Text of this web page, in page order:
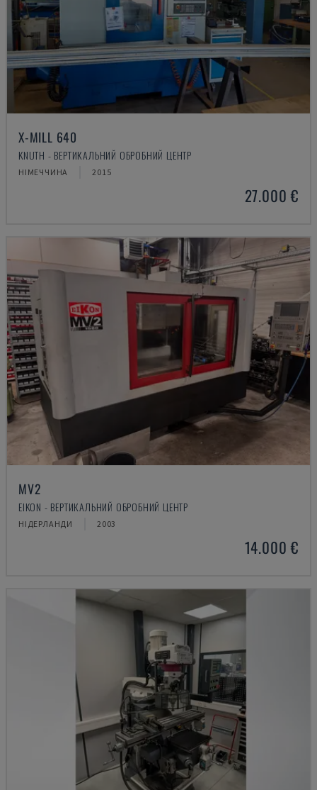
X-MILL 640
KNUTH - ВЕРТИКАЛЬНИЙ ОБРОБНИЙ ЦЕНТР
НІМЕЧЧИНА 2015
27.000 €
MV2
EIKON - ВЕРТИКАЛЬНИЙ ОБРОБНИЙ ЦЕНТР
НІДЕРЛАНДИ 2003
14.000 €